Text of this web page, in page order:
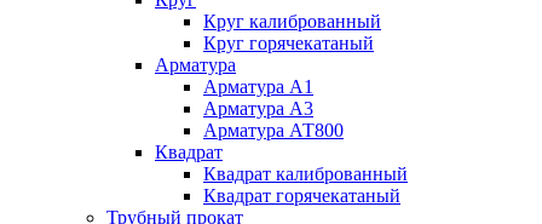
Круг калиброванный
Круг горячекатаный
Арматура
Арматура А1
Арматура А3
Арматура АТ800
Квадрат
Квадрат калиброванный
Квадрат горячекатаный
Трубный прокат